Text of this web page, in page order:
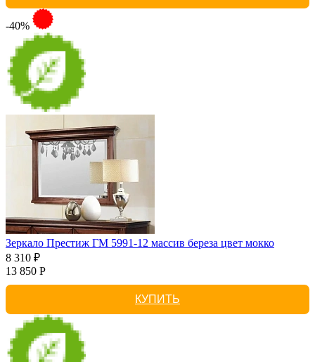
-40%
Зеркало Престиж ГМ 5991-12 массив береза цвет мокко
8 310 ₽
13 850 Р
КУПИТЬ